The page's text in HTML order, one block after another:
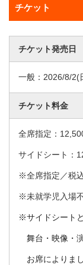
チケット
チケット発売日
一般： 2026/8/2(
チケット料金
全席指定：
サイドシート：
※全席指定／税込
※未就学児入場不
※サイドシート
舞台・映像・
お席によりま